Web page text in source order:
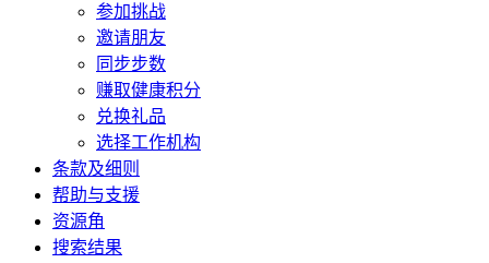
参加挑战
邀请朋友
同步步数
赚取健康积分
兑换礼品
选择工作机构
条款及细则
帮助与支援
资源角
搜索结果